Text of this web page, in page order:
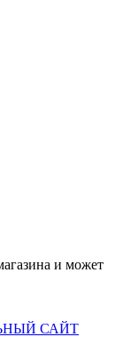
и может
САЙТ